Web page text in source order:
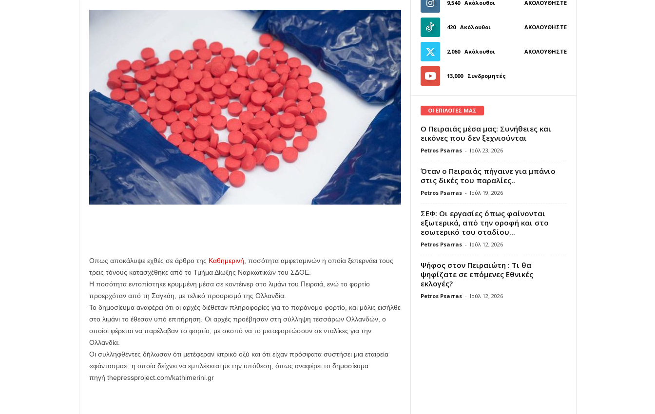
Οπως αποκάλυψε εχθές σε άρθρο της Καθημερινή , ποσότητα αμφεταμινών η οποία ξεπερνάει τους
τρεις τόνους κατασχέθηκε από το Τμήμα Δίωξης Ναρκωτικών του ΣΔΟΕ.
Η ποσότητα εντοπίστηκε κρυμμένη μέσα σε κοντέινερ στο λιμάνι του Πειραιά, ενώ το φορτίο
προερχόταν από τη Σαγκάη, με τελικό προορισμό της Ολλανδία.
Το δημοσίευμα αναφέρει ότι οι αρχές διέθεταν πληροφορίες για το παράνομο φορτίο, και μόλις εισήλθε
στο λιμάνι το έθεσαν υπό επιτήρηση. Οι αρχές προέβησαν στη σύλληψη τεσσάρων Ολλανδών, ο
οποίοι φέρεται να παρέλαβαν το φορτίο, με σκοπό να το μεταφορτώσουν σε νταλίκες για την
Ολλανδία.
Οι συλληφθέντες δήλωσαν ότι μετέφεραν κιτρικό οξύ και ότι είχαν πρόσφατα συστήσει μια εταιρεία
«φάντασμα», η οποία δείχνει να εμπλέκεται με την υπόθεση, όπως αναφέρει το δημοσίευμα.
πηγή thepressproject.com/kathimerini.gr
9,540 Ακόλουθοι ΑΚΟΛΟΥΘΉΣΤΕ
420 Ακόλουθοι ΑΚΟΛΟΥΘΉΣΤΕ
2,060 Ακόλουθοι ΑΚΟΛΟΥΘΉΣΤΕ
13,000 Συνδρομητές
ΓΊΝΕΤΕ ΣΥΝΔΡΟΜΗΤΉΣ
ΟΙ ΕΠΙΛΟΓΕΣ ΜΑΣ
Ο Πειραιάς μέσα μας: Συνήθειες και
εικόνες που δεν ξεχνιούνται
Petros Psarras - Ιούλ 23, 2026
Όταν ο Πειραιάς πήγαινε για μπάνιο
στις δικές του παραλίες..
Petros Psarras - Ιούλ 19, 2026
ΣΕΦ: Οι εργασίες όπως φαίνονται
εξωτερικά, από την οροφή και στο
εσωτερικό του σταδίου...
Petros Psarras - Ιούλ 12, 2026
Ψήφος στον Πειραιώτη : Τι θα
ψηφίζατε σε επόμενες Εθνικές
εκλογές?
Petros Psarras - Ιούλ 12, 2026